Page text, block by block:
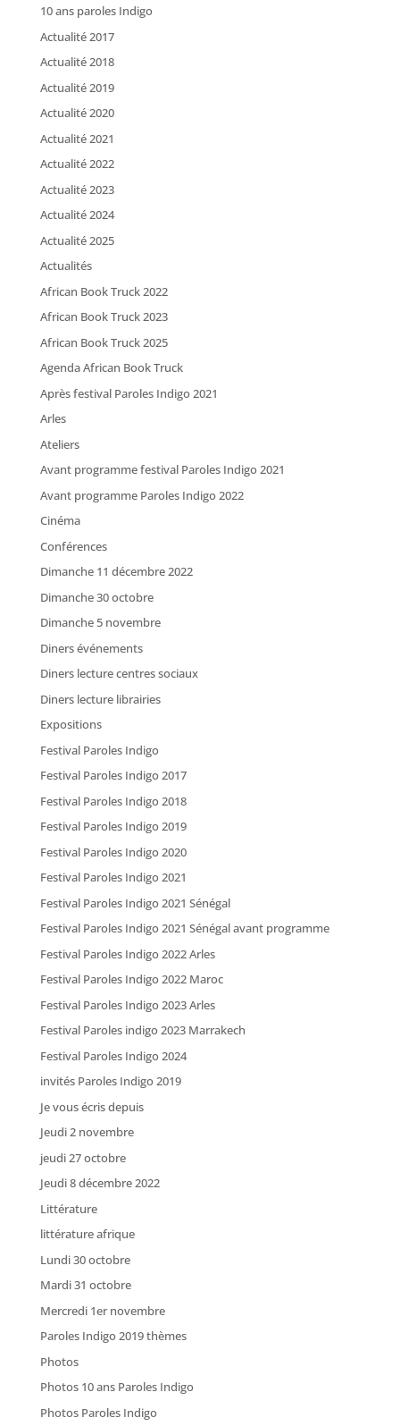
10 ans paroles Indigo
Actualité 2017
Actualité 2018
Actualité 2019
Actualité 2020
Actualité 2021
Actualité 2022
Actualité 2023
Actualité 2024
Actualité 2025
Actualités
African Book Truck 2022
African Book Truck 2023
African Book Truck 2025
Agenda African Book Truck
Après festival Paroles Indigo 2021
Arles
Ateliers
Avant programme festival Paroles Indigo 2021
Avant programme Paroles Indigo 2022
Cinéma
Conférences
Dimanche 11 décembre 2022
Dimanche 30 octobre
Dimanche 5 novembre
Diners événements
Diners lecture centres sociaux
Diners lecture librairies
Expositions
Festival Paroles Indigo
Festival Paroles Indigo 2017
Festival Paroles Indigo 2018
Festival Paroles Indigo 2019
Festival Paroles Indigo 2020
Festival Paroles Indigo 2021
Festival Paroles Indigo 2021 Sénégal
Festival Paroles Indigo 2021 Sénégal avant programme
Festival Paroles Indigo 2022 Arles
Festival Paroles Indigo 2022 Maroc
Festival Paroles Indigo 2023 Arles
Festival Paroles indigo 2023 Marrakech
Festival Paroles Indigo 2024
invités Paroles Indigo 2019
Je vous écris depuis
Jeudi 2 novembre
jeudi 27 octobre
Jeudi 8 décembre 2022
Littérature
littérature afrique
Lundi 30 octobre
Mardi 31 octobre
Mercredi 1er novembre
Paroles Indigo 2019 thèmes
Photos
Photos 10 ans Paroles Indigo
Photos Paroles Indigo